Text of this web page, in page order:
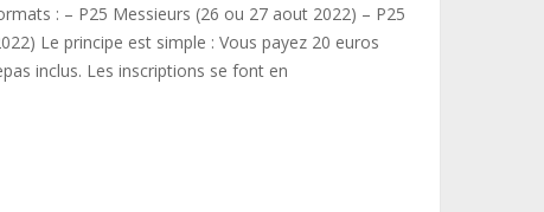
: – P25 Messieurs (26 ou 27 aout 2022) – P25
Le principe est simple : Vous payez 20 euros
inclus. Les inscriptions se font en